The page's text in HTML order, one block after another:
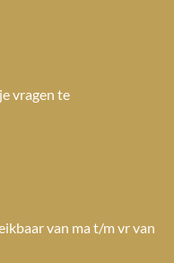
vragen te
van ma t/m vr van